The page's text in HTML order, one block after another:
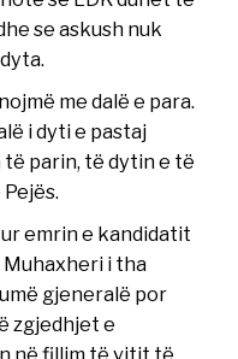
se askush nuk
me dalë e para.
i dyti e pastaj
parin, të dytin e të
emrin e kandidatit
i tha
gjeneralë por
zgjedhjet e